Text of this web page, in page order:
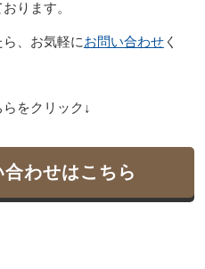
ります。
、お気軽にお問い合わせく
をクリック↓
わせはこちら